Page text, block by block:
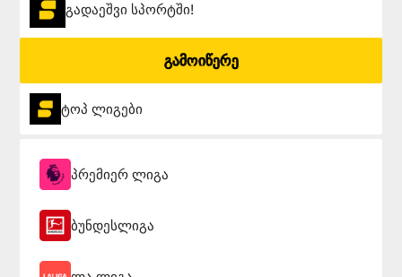
გადაეშვი სპორტში!
გამოიწერე
ტოპ ლიგები
პრემიერ ლიგა
ბუნდესლიგა